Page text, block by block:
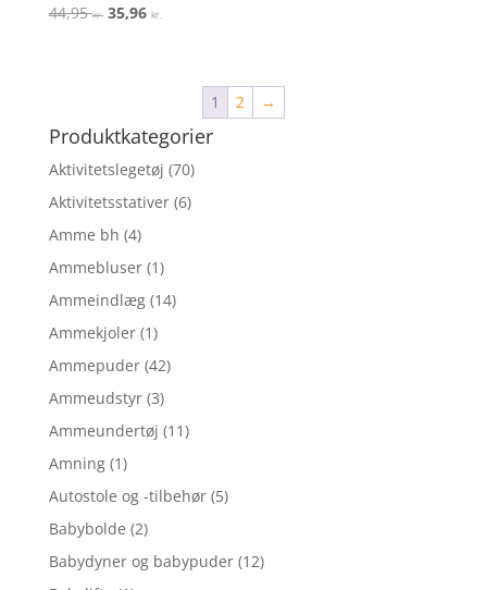
Vurderet
4.2
44,95kr. Den
35,96 kr.
35,96 kr..
1 2 →
Produktkategorier
Aktivitetslegetøj (70)
Aktivitetsstativer (6)
Amme bh (4)
Ammebluser (1)
Ammeindlæg (14)
Ammekjoler (1)
Ammepuder (42)
Ammeudstyr (3)
Ammeundertøj (11)
Amning (1)
Autostole og -tilbehør (5)
Babybolde (2)
Babydyner og babypuder (12)